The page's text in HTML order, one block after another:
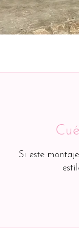
Si este